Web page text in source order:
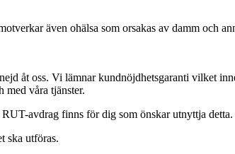
även ohälsa som orsakas av damm och
åt oss. Vi lämnar kundnöjdhetsgaranti vilket
med våra tjänster.
avdrag finns för dig som önskar utnyttja detta.
ska utföras.